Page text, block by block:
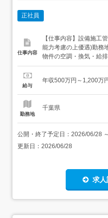
正社員
仕事内容
【仕事内容】設備施工
能力考慮の上優遇)勤務
物件の空調・換気・給
における施工管理業務
力会社への指示・指導
給与
年収500万円～1,200万
勤務地
千葉県
公開・終了予定日： 2026/06/28 ～
更新日： 2026/06/28
求人